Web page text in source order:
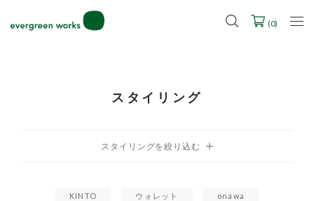
2027年ご入学用ランドセル受注会スケジュール
(0)
スタイリング
KINTO ウォレット onawa